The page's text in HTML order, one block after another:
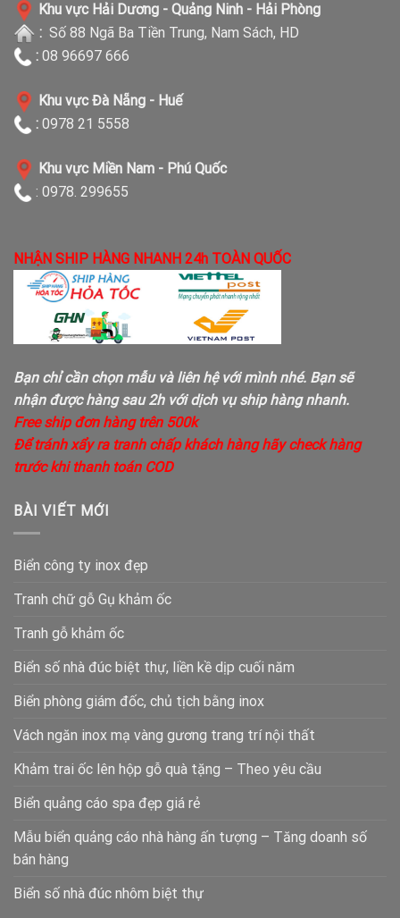
Khu vực Hải Dương - Quảng Ninh - Hải Phòng
: Số 88 Ngã Ba Tiền Trung, Nam Sách, HD
: 08 96697 666
Khu vực Đà Nẵng - Huế
: 0978 21 5558
Khu vực Miền Nam - Phú Quốc
: 0978. 299655
NHẬN SHIP HÀNG NHANH 24h TOÀN QUỐC
Bạn chỉ cần chọn mẫu và liên hệ với mình nhé. Bạn sẽ
nhận được hàng sau 2h với dịch vụ ship hàng nhanh.
Free ship đơn hàng trên 500k
Để tránh xẩy ra tranh chấp khách hàng hãy check hàng
trước khi thanh toán COD
BÀI VIẾT MỚI
Biển công ty inox đẹp
Tranh chữ gỗ Gụ khảm ốc
Tranh gỗ khảm ốc
Biển số nhà đúc biệt thự, liền kề dịp cuối năm
Biển phòng giám đốc, chủ tịch bằng inox
Vách ngăn inox mạ vàng gương trang trí nội thất
Khảm trai ốc lên hộp gỗ quà tặng – Theo yêu cầu
Biển quảng cáo spa đẹp giá rẻ
Mẫu biển quảng cáo nhà hàng ấn tượng – Tăng doanh số
bán hàng
Biển số nhà đúc nhôm biệt thự